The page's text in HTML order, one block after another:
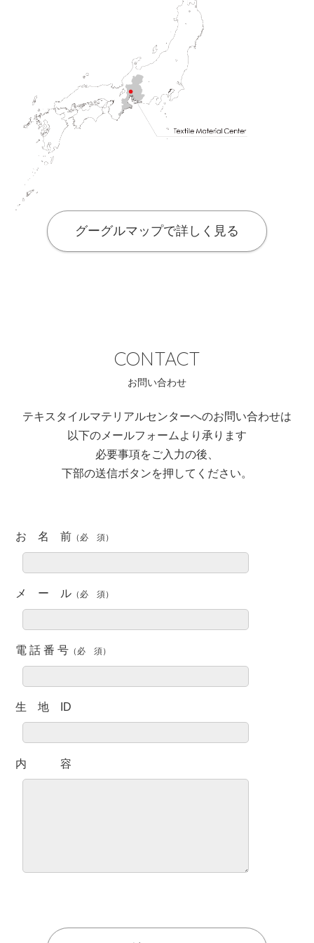
グーグルマップで詳しく見る
CONTACT
テキスタイルマテリアルセンターへのお問い合わせは
以下のメールフォームより承ります
必要事項をご入力の後、
下部の送信ボタンを押してください。
お 名 前
メ ー ル
電 話 番 号
生 地 ID
内 容